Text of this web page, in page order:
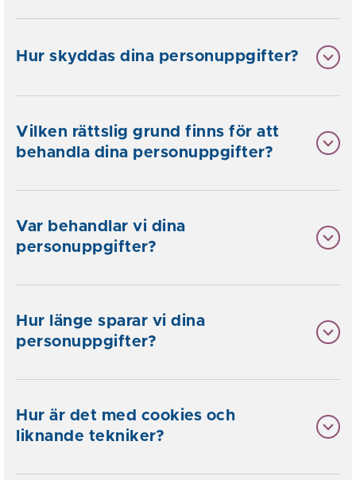
Hur skyddas dina personuppgifter?
Vilken rättslig grund finns för att
behandla dina personuppgifter?
Var behandlar vi dina
personuppgifter?
Hur länge sparar vi dina
personuppgifter?
Hur är det med cookies och
liknande tekniker?